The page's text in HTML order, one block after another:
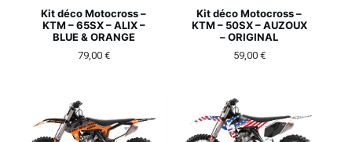
Kit déco Motocross –
KTM – 65SX – ALIX –
BLUE & ORANGE
79,00 €
Kit déco Motocross –
KTM – 50SX – AUZOUX
– ORIGINAL
59,00 €